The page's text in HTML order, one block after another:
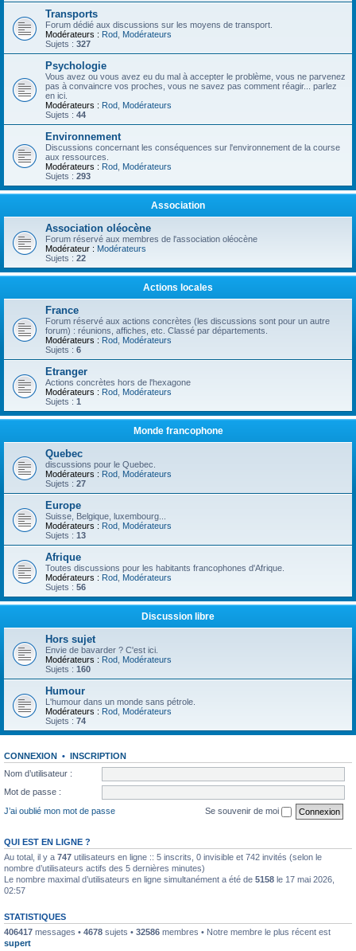
Transports
Forum dédié aux discussions sur les moyens de transport.
Modérateurs : Rod Modérateurs
Sujets : 327
Psychologie
Vous avez ou vous avez eu du mal à accepter le problème, vous ne parvenez
pas à convaincre vos proches, vous ne savez pas comment réagir... parlez
en ici.
Modérateurs : Rod Modérateurs
Sujets : 44
Environnement
Discussions concernant les conséquences sur l'environnement de la course
aux ressources.
Modérateurs : Rod Modérateurs
Sujets : 293
Association
Association oléocène
Forum réservé aux membres de l'association oléocène
Modérateur : Modérateurs
Sujets : 22
Actions locales
France
Forum réservé aux actions concrètes (les discussions sont pour un autre
forum) : réunions, affiches, etc. Classé par départements.
Modérateurs : Rod Modérateurs
Sujets : 6
Etranger
Actions concrètes hors de l'hexagone
Modérateurs : Rod Modérateurs
Sujets : 1
Monde francophone
Quebec
discussions pour le Quebec.
Modérateurs : Rod Modérateurs
Sujets : 27
Europe
Suisse, Belgique, luxembourg...
Modérateurs : Rod Modérateurs
Sujets : 13
Afrique
Toutes discussions pour les habitants francophones d'Afrique.
Modérateurs : Rod Modérateurs
Sujets : 56
Discussion libre
Hors sujet
Envie de bavarder ? C'est ici.
Modérateurs : Rod Modérateurs
Sujets : 160
Humour
L'humour dans un monde sans pétrole.
Modérateurs : Rod Modérateurs
Sujets : 74
CONNEXION • INSCRIPTION
Nom d’utilisateur :
Mot de passe :
J’ai oublié mon mot de passe
Se souvenir de moi
QUI EST EN LIGNE ?
Au total, il y a 747 utilisateurs en ligne :: 5 inscrits, 0 invisible et 742 invités (selon le
nombre d’utilisateurs actifs des 5 dernières minutes)
Le nombre maximal d’utilisateurs en ligne simultanément a été de 5158 le 17 mai 2026,
02:57
STATISTIQUES
406417 messages • 4678 sujets • 32586 membres • Notre membre le plus récent est
supert